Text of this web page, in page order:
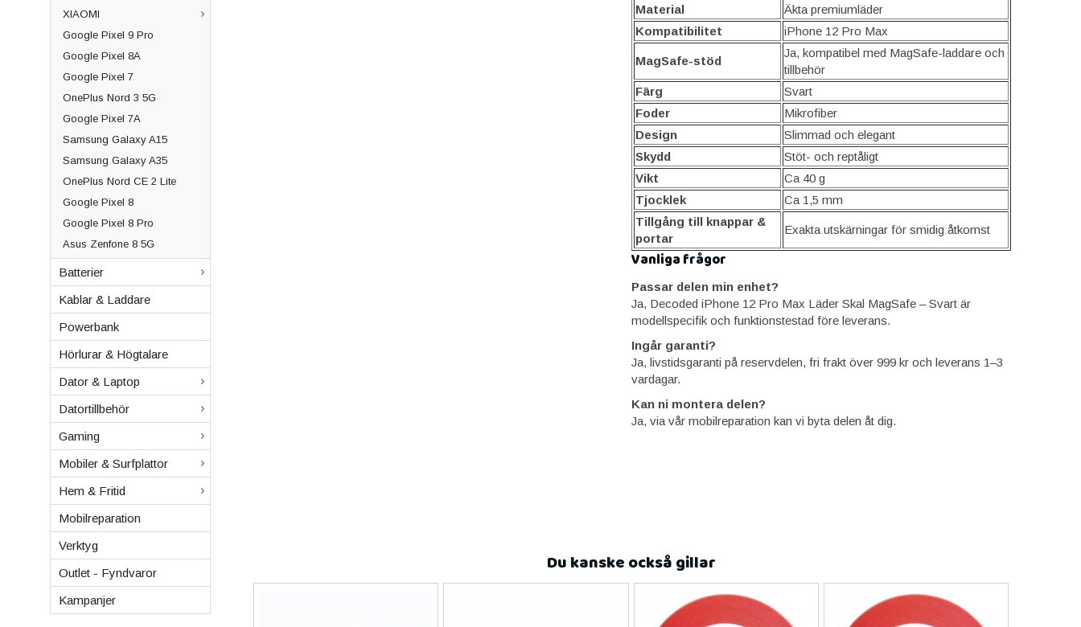
XIAOMI
Google Pixel 9 Pro
Google Pixel 8A
Google Pixel 7
OnePlus Nord 3 5G
Google Pixel 7A
Samsung Galaxy A15
Samsung Galaxy A35
OnePlus Nord CE 2 Lite
Google Pixel 8
Google Pixel 8 Pro
Asus Zenfone 8 5G
Batterier
Kablar & Laddare
Powerbank
Hörlurar & Högtalare
Dator & Laptop
Datortillbehör
Gaming
Mobiler & Surfplattor
Hem & Fritid
Mobilreparation
Verktyg
Outlet - Fyndvaror
Kampanjer
Material
Äkta premiumläder
Kompatibilitet
iPhone 12 Pro Max
MagSafe-stöd
Ja, kompatibel med MagSafe-laddare och
tillbehör
Färg
Svart
Foder
Mikrofiber
Design
Slimmad och elegant
Skydd
Stöt- och reptåligt
Vikt
Ca 40 g
Tjocklek
Ca 1,5 mm
Tillgång till knappar &
portar
Exakta utskärningar för smidig åtkomst
Vanliga frågor
Passar delen min enhet?
Ja, Decoded iPhone 12 Pro Max Läder Skal MagSafe – Svart är
modellspecifik och funktionstestad före leverans.
Ingår garanti?
Ja, livstidsgaranti på reservdelen, fri frakt över 999 kr och leverans 1–3
vardagar.
Kan ni montera delen?
Ja, via vår mobilreparation kan vi byta delen åt dig.
Du kanske också gillar